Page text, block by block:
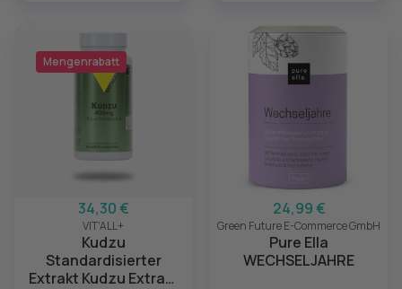
Mengenrabatt
34,30 €
VIT'ALL+
Kudzu
Standardisierter
Extrakt Kudzu Extrakt
24,99 €
Green Future E-Commerce GmbH
Pure Ella
WECHSELJAHRE